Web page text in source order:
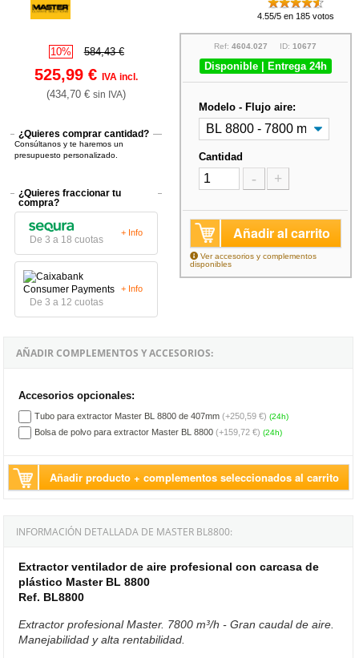
4.55/5 en 185 votos
10% 584,43 €
525,99 €IVA incl.
(434,70 €sin IVA)
¿Quieres comprar cantidad?
Consúltanos y te haremos un
presupuesto personalizado.
¿Quieres fraccionar tu
compra?
De 3 a 18 cuotas
+ Info
De 3 a 12 cuotas
+ Info
Ref:4604.027 ID:10677
Disponible | Entrega 24h
Modelo - Flujo aire:
Cantidad
- +
Añadir al carrito
Ver accesorios y complementos
disponibles
AÑADIR COMPLEMENTOS Y ACCESORIOS:
Accesorios opcionales:
Tubo para extractor Master BL 8800 de 407mm (+250,59 €) (24h)
Bolsa de polvo para extractor Master BL 8800 (+159,72 €) (24h)
Añadir producto + complementos seleccionados al carrito
INFORMACIÓN DETALLADA DE MASTER BL8800:
Extractor ventilador de aire profesional con carcasa de
plástico Master BL 8800
Ref. BL8800
Extractor profesional Master. 7800 m³/h - Gran caudal de aire.
Manejabilidad y alta rentabilidad.